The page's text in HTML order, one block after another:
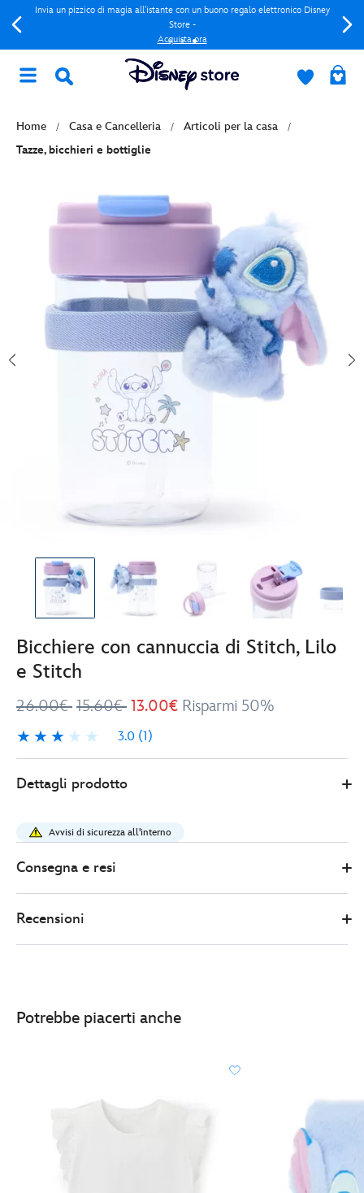
Invia un pizzico di magia all'istante con un buono regalo elettronico Disney
Store -
Acquista ora
Home Casa e Cancelleria
Articoli per la casa
Tazze, bicchieri e bottiglie
Bicchiere con cannuccia di Stitch, Lilo
e Stitch
26.00€ 15.60€ 13.00€ Risparmi 50%
3.0 (1)
3.0
1
Store
13.00
cannuccia-
stitch-
Dettagli prodotto
Avvisi di sicurezza all'interno
Consegna e resi
Recensioni
Potrebbe piacerti anche